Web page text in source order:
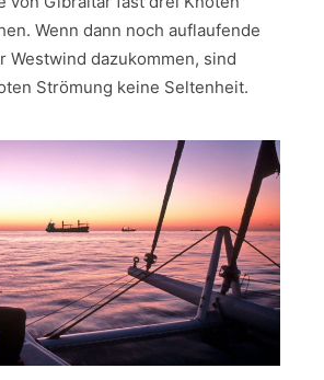
Wenn dann noch auflaufende
Westwind dazukommen, sind
Strömung keine Seltenheit.